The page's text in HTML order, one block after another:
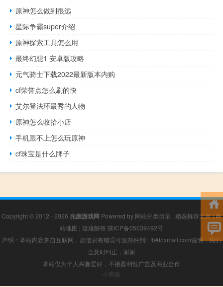
原神怎么做到很远
星际争霸super介绍
原神探索工具怎么用
最终幻想1 安卓版攻略
元气骑士下载2022最新版本内购
cf荣誉点怎么刷的快
艾尔登法环最秀的人物
原神怎么收拾小店
手机跟不上怎么玩原神
cf珠宝是什么牌子
Copyright © 2012 - 2026 光彪游戏网 Powered by 网站分类目录 | 精选推荐文章|网
站地图 | 疑难解答 陕ICP备05039492号
声明：本站内容来自互联网，如信息有错误可发邮件到f_fb#foxmail.com说明，我们
会及时纠正，谢谢
本站仅为个人兴趣爱好，不接盈利性广告及商业合作
小男孩